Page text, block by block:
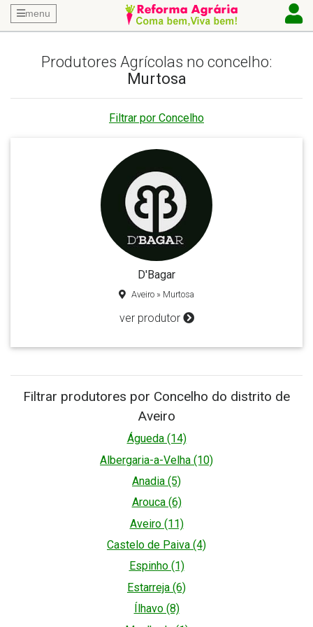
menu
Produtores Agrícolas no concelho:
Murtosa
Filtrar por Concelho
D'Bagar
Aveiro » Murtosa
ver produtor
Filtrar produtores por Concelho do distrito de
Aveiro
Águeda (14)
Albergaria-a-Velha (10)
Anadia (5)
Arouca (6)
Aveiro (11)
Castelo de Paiva (4)
Espinho (1)
Estarreja (6)
Ílhavo (8)